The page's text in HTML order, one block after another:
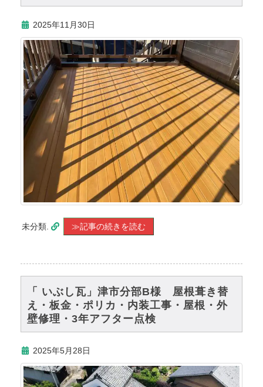
2025年11月30日
未分類. ≫記事の続きを読む
「 いぶし瓦」津市分部B様 屋根葺き替
え・板金・ポリカ・内装工事・屋根・外
壁修理・3年アフター点検
2025年5月28日